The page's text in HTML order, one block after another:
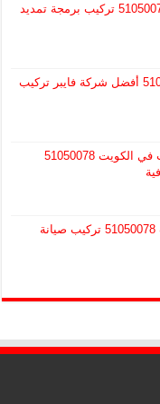
فني شبكات فايبر الكويت 51050078 تركيب برمجة تمديد
انترنت فايبر الكويت 51050078 أفضل شركة فايبر تركيب
فني متخصص شبكات إنترنت في الكويت 51050078
فني سماعات سقف الكويت 51050078 تركيب صيانة